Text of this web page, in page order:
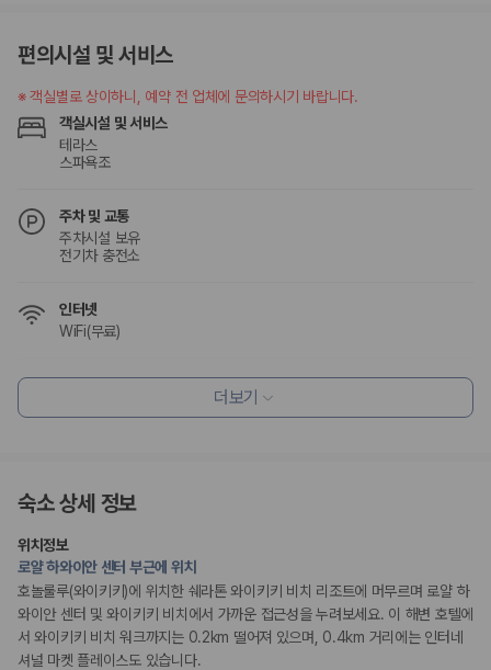
단체 여행이나 4인 이상 가족 여행에 적합하며 인원수, 짐 공간, 보
험 조건을 함께 확인해야 합니다.
제주렌트카 보험까지 비교해야 진짜 가격비교입
다. 카모아는 제주 렌트카 가격뿐 아니라 일반자차, 완전자차, 슈퍼자차 조
건을 함께 확인할 수 있도록 돕습니다.
완전자차:
다.
슈퍼자차:더 높은 보장 조건을 원하는 사용자에게 적합합니다.
2000만 고객이 선택한 렌트카 가격비교 플랫폼
누적 이용 고객수
20,871,562
사용자 리뷰
175,206건
예약 가능 차량
67,123대
전국 렌트카 지점
1,829 개
편의시설 및 서비스
※객실별로 상이하니, 예약 전 업체에 문의하시기 바랍니다.
객실시설 및 서비스
테라스
스파욕조
주차 및 교통
주차시설 보유
전기차 충전소
인터넷
WiFi(무료)
기념품 가게
테라스
엘리베이터
정수기
루프탑
PC코너
시설 내 미술관
더보기
숙소 상세 정보
위치정보
로얄 하와이안 센터 부근에 위치
호놀룰루(와이키키)에 위치한 쉐라톤 와이키키 비치 리조트에 머무르며 로얄 하
와이안 센터 및 와이키키 비치에서 가까운 접근성을 누려보세요. 이 해변 호텔에
서 와이키키 비치 워크까지는 0.2km 떨어져 있으며, 0.4km 거리에는 인터네
셔널 마켓 플레이스도 있습니다.